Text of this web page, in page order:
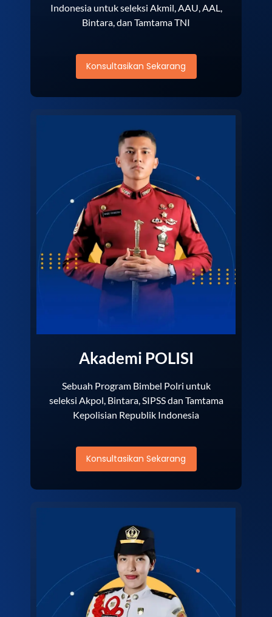
Indonesia untuk seleksi Akmil, AAU, AAL,
Bintara, dan Tamtama TNI
Konsultasikan Sekarang
Akademi POLISI
Sebuah Program Bimbel Polri untuk
seleksi Akpol, Bintara, SIPSS dan Tamtama
Kepolisian Republik Indonesia
Konsultasikan Sekarang